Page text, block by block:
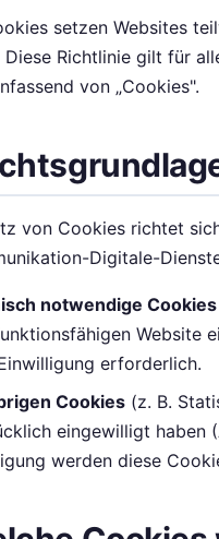
setzen Websites
Diese Richtlinie gilt für
von „Cookies".
von Cookies richtet
Digitale-
notwendige Cookies
Website
erforderlich.
Cookies (z. B.
eingewilligt haben
werden diese